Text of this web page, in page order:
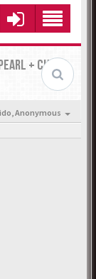
+ CUERO
Anonymous